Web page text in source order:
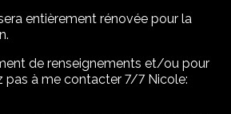
entièrement rénovée pour la
de renseignements et/ou pour
pas à me contacter 7/7 Nicole: